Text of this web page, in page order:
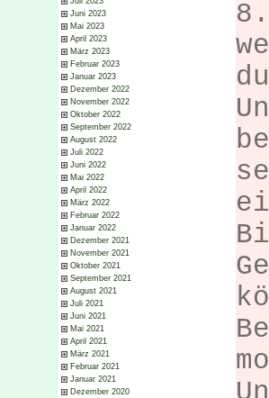
Juni 2023
Mai 2023
April 2023
März 2023
Februar 2023
Januar 2023
Dezember 2022
November 2022
Oktober 2022
September 2022
August 2022
Juli 2022
Juni 2022
Mai 2022
April 2022
März 2022
Februar 2022
Januar 2022
Dezember 2021
November 2021
Oktober 2021
September 2021
August 2021
Juli 2021
Juni 2021
Mai 2021
April 2021
März 2021
Februar 2021
Januar 2021
Dezember 2020